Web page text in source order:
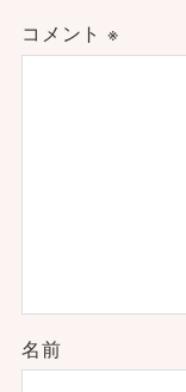
コメント ※
名前